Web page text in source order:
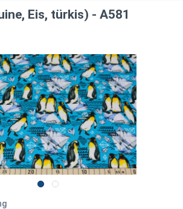
Eis, türkis) - A581